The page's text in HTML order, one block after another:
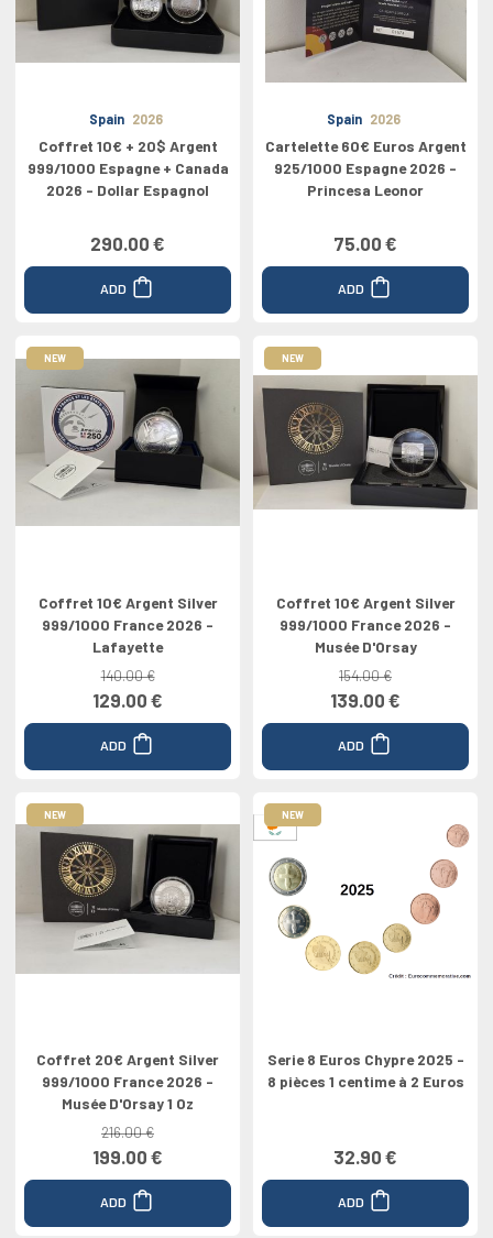
Spain 2026
Coffret 10€ + 20$ Argent
999/1000 Espagne + Canada
2026 - Dollar Espagnol
290.00 €
ADD
Spain 2026
Cartelette 60€ Euros Argent
925/1000 Espagne 2026 -
Princesa Leonor
75.00 €
ADD
NEW
Coffret 10€ Argent Silver
999/1000 France 2026 -
Lafayette
140.00 €
129.00 €
ADD
NEW
Coffret 10€ Argent Silver
999/1000 France 2026 -
Musée D'Orsay
154.00 €
139.00 €
ADD
NEW
Coffret 20€ Argent Silver
999/1000 France 2026 -
Musée D'Orsay 1 Oz
216.00 €
199.00 €
ADD
NEW
Serie 8 Euros Chypre 2025 -
8 pièces 1 centime à 2 Euros
32.90 €
ADD